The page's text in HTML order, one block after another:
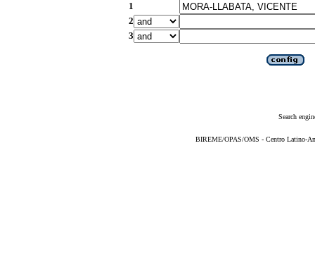
1
2
3
Search
BIREME/OPAS/OMS - Centro Latino-